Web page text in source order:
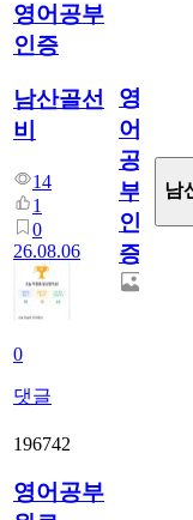
영어공부
인증
남산골선
비
14
1
0
26.08.06
0
댓글
영
어
공
부
인
증
남
196742
영어공부